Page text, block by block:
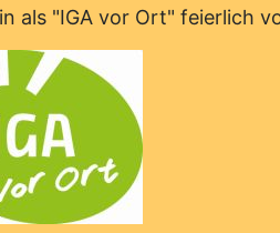
als "IGA vor Ort" feierlich